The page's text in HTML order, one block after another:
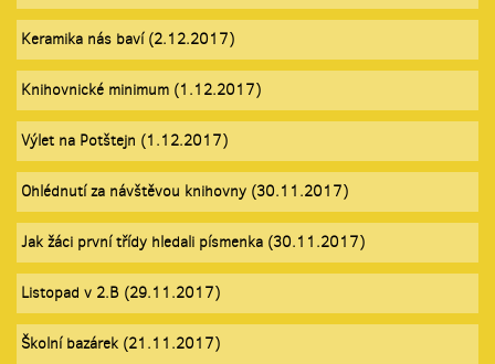
Keramika nás baví (2.12.2017)
Knihovnické minimum (1.12.2017)
Výlet na Potštejn (1.12.2017)
Ohlédnutí za návštěvou knihovny (30.11.2017)
Jak žáci první třídy hledali písmenka (30.11.2017)
Listopad v 2.B (29.11.2017)
Školní bazárek (21.11.2017)